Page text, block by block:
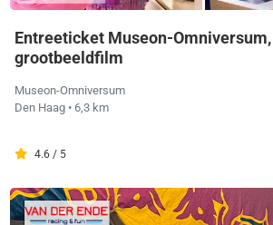
Entreeticket Museon-
grootbeeldfilm
Museon-Omniversum
Den Haag • 6,3 km
4.6 / 5